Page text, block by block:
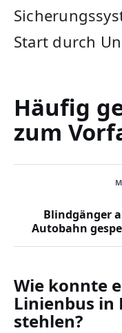
Start durch
Häufig
zum
Blindgänger
Autobahn
Wie konnte
Linienbus in
stehlen?